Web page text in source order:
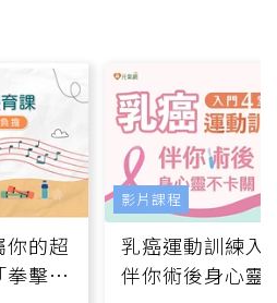
你的超
擊有
乳癌運動訓練入
伴你術後身心靈
影片課程